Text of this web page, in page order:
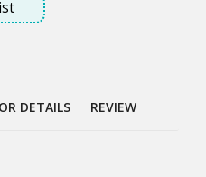
DETAILS REVIEW